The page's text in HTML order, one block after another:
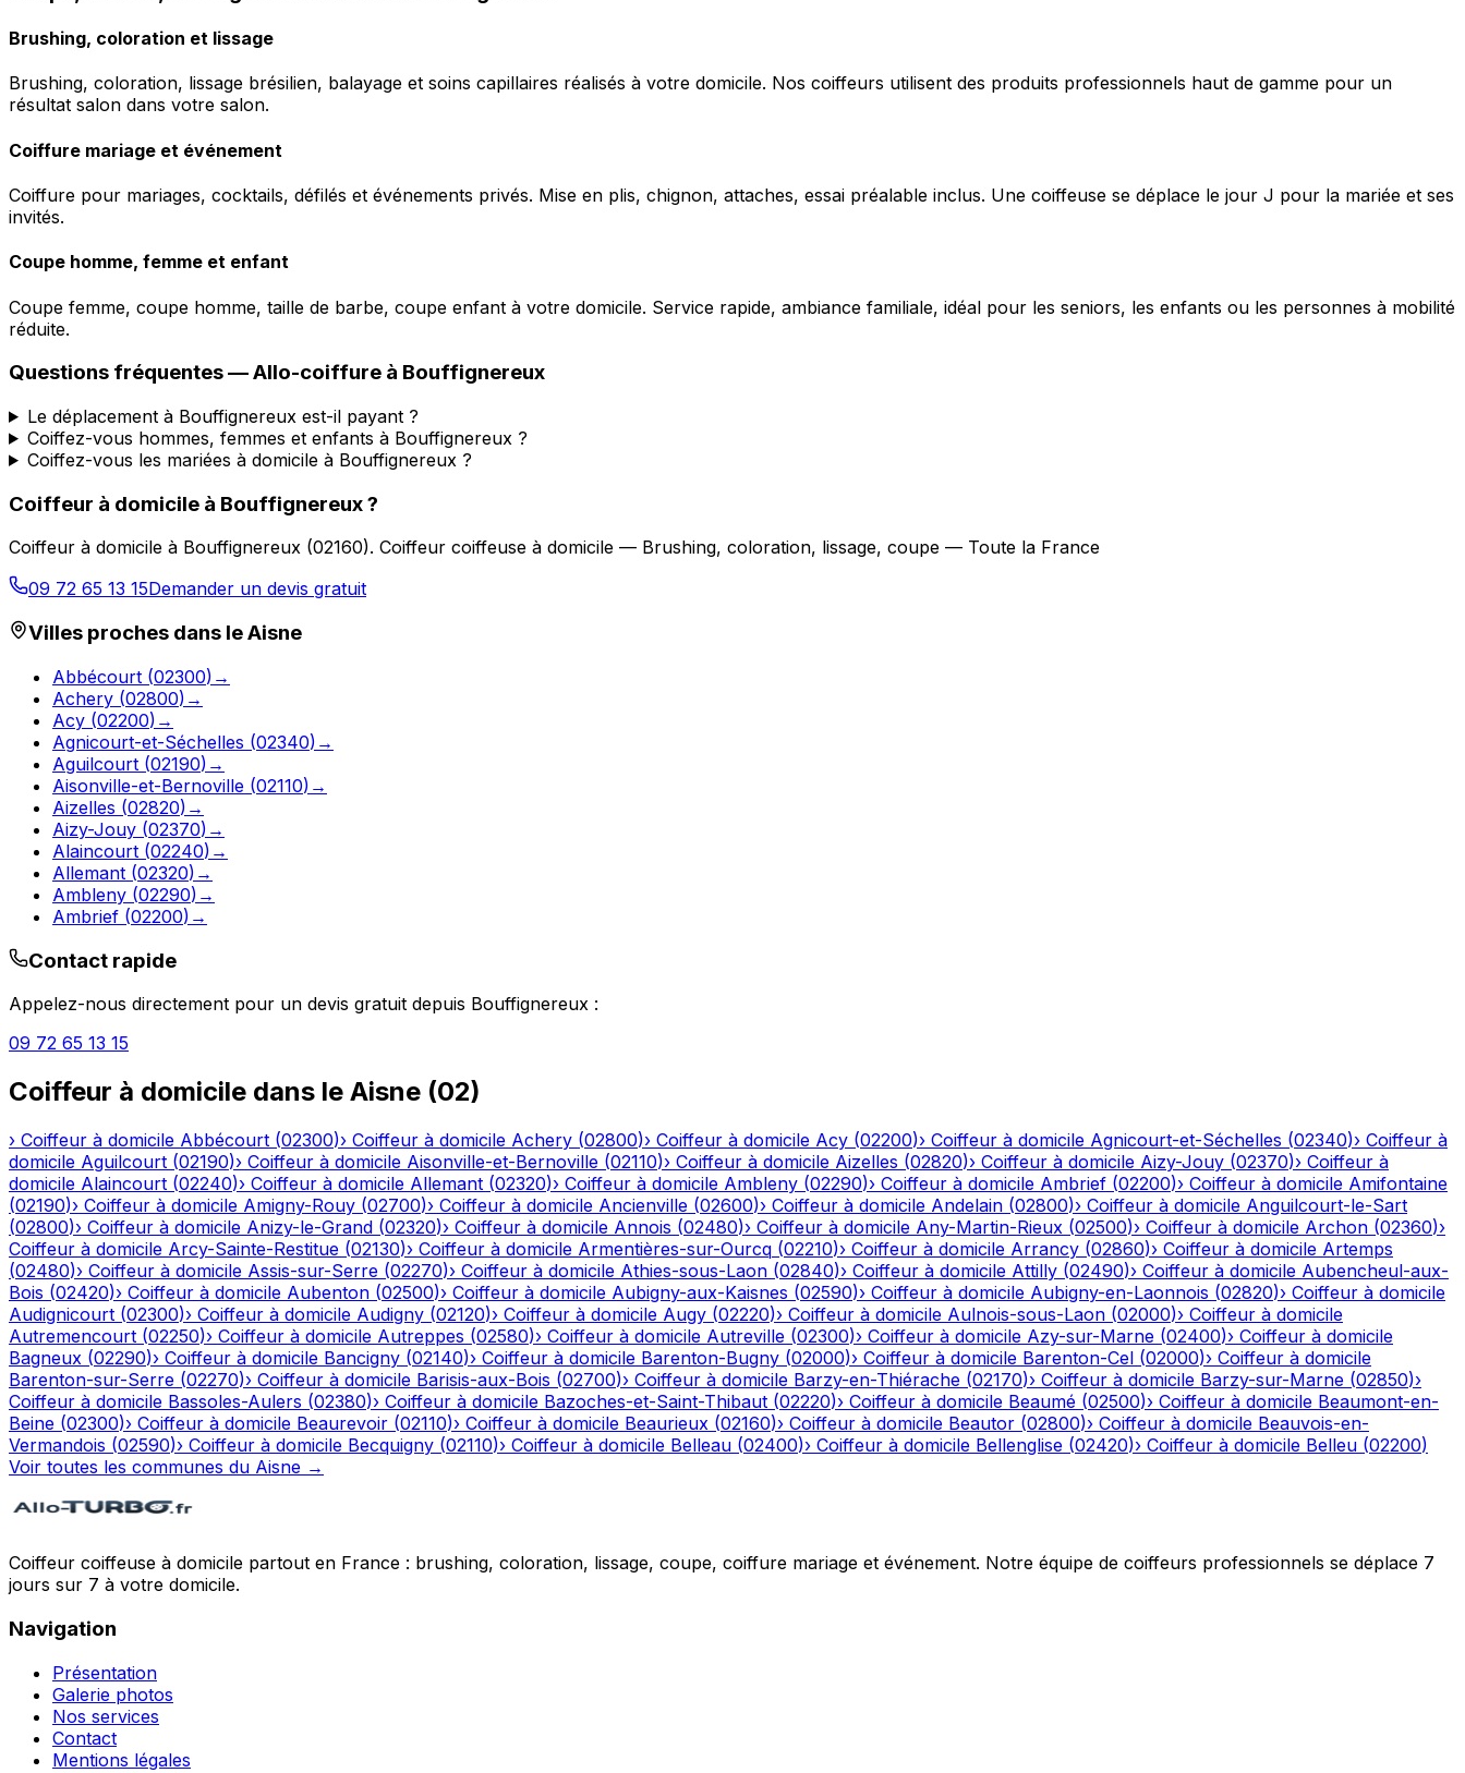
Brushing, coloration et lissage
Brushing, coloration, lissage brésilien, balayage et soins capillaires réalisés à votre domicile. Nos coiffeurs utilisent des produits professionnels haut de gamme pour un
résultat salon dans votre salon.
Coiffure mariage et événement
Coiffure pour mariages, cocktails, défilés et événements privés. Mise en plis, chignon, attaches, essai préalable inclus. Une coiffeuse se déplace le jour J pour la mariée et ses
invités.
Coupe homme, femme et enfant
Coupe femme, coupe homme, taille de barbe, coupe enfant à votre domicile. Service rapide, ambiance familiale, idéal pour les seniors, les enfants ou les personnes à mobilité
réduite.
Questions fréquentes —Allo-coiffure à Bouffignereux
Le déplacement à Bouffignereux est-il payant ?
Coiffez-vous hommes, femmes et enfants à Bouffignereux ?
Coiffez-vous les mariées à domicile à Bouffignereux ?
Coiffeur à domicile à Bouffignereux?
Coiffeur à domicile à Bouffignereux (02160). Coiffeur coiffeuse à domicile — Brushing, coloration, lissage, coupe — Toute la France
09 72 65 13 15Demander un devis gratuit
Villes proches dans leAisne
Abbécourt (02300) →
Achery (02800) →
Acy (02200) →
Agnicourt-et-Séchelles (02340) →
Aguilcourt (02190) →
Aisonville-et-Bernoville (02110) →
Aizelles (02820) →
Aizy-Jouy (02370) →
Alaincourt (02240) →
Allemant (02320) →
Ambleny (02290) →
Ambrief (02200) →
Contact rapide
Appelez-nous directement pour un devis gratuit depuis Bouffignereux :
09 72 65 13 15
Coiffeur à domicile dans le Aisne (02)
› Coiffeur à domicile Abbécourt (02300)› Coiffeur à domicile Achery (02800)› Coiffeur à domicile Acy (02200)› Coiffeur à domicile Agnicourt-et-Séchelles (02340)› Coiffeur à
domicile Aguilcourt (02190)› Coiffeur à domicile Aisonville-et-Bernoville (02110)› Coiffeur à domicile Aizelles (02820)› Coiffeur à domicile Aizy-Jouy (02370)› Coiffeur à
domicile Alaincourt (02240)› Coiffeur à domicile Allemant (02320)› Coiffeur à domicile Ambleny (02290)› Coiffeur à domicile Ambrief (02200)› Coiffeur à domicile Amifontaine
(02190)› Coiffeur à domicile Amigny-Rouy (02700)› Coiffeur à domicile Ancienville (02600)› Coiffeur à domicile Andelain (02800)› Coiffeur à domicile Anguilcourt-le-Sart
(02800)› Coiffeur à domicile Anizy-le-Grand (02320)› Coiffeur à domicile Annois (02480)› Coiffeur à domicile Any-Martin-Rieux (02500)› Coiffeur à domicile Archon (02360)›
Coiffeur à domicile Arcy-Sainte-Restitue (02130)› Coiffeur à domicile Armentières-sur-Ourcq (02210)› Coiffeur à domicile Arrancy (02860)› Coiffeur à domicile Artemps
(02480)› Coiffeur à domicile Assis-sur-Serre (02270)› Coiffeur à domicile Athies-sous-Laon (02840)› Coiffeur à domicile Attilly (02490)› Coiffeur à domicile Aubencheul-aux-
Bois (02420)› Coiffeur à domicile Aubenton (02500)› Coiffeur à domicile Aubigny-aux-Kaisnes (02590)› Coiffeur à domicile Aubigny-en-Laonnois (02820)› Coiffeur à domicile
Audignicourt (02300)› Coiffeur à domicile Audigny (02120)› Coiffeur à domicile Augy (02220)› Coiffeur à domicile Aulnois-sous-Laon (02000)› Coiffeur à domicile
Autremencourt (02250)› Coiffeur à domicile Autreppes (02580)› Coiffeur à domicile Autreville (02300)› Coiffeur à domicile Azy-sur-Marne (02400)› Coiffeur à domicile
Bagneux (02290)› Coiffeur à domicile Bancigny (02140)› Coiffeur à domicile Barenton-Bugny (02000)› Coiffeur à domicile Barenton-Cel (02000)› Coiffeur à domicile
Barenton-sur-Serre (02270)› Coiffeur à domicile Barisis-aux-Bois (02700)› Coiffeur à domicile Barzy-en-Thiérache (02170)› Coiffeur à domicile Barzy-sur-Marne (02850)›
Coiffeur à domicile Bassoles-Aulers (02380)› Coiffeur à domicile Bazoches-et-Saint-Thibaut (02220)› Coiffeur à domicile Beaumé (02500)› Coiffeur à domicile Beaumont-en-
Beine (02300)› Coiffeur à domicile Beaurevoir (02110)› Coiffeur à domicile Beaurieux (02160)› Coiffeur à domicile Beautor (02800)› Coiffeur à domicile Beauvois-en-
Vermandois (02590)› Coiffeur à domicile Becquigny (02110)› Coiffeur à domicile Belleau (02400)› Coiffeur à domicile Bellenglise (02420)› Coiffeur à domicile Belleu (02200)
Voir toutes les communes du Aisne →
Coiffeur coiffeuse à domicile partout en France : brushing, coloration, lissage, coupe, coiffure mariage et événement. Notre équipe de coiffeurs professionnels se déplace 7
jours sur 7 à votre domicile.
Navigation
Présentation
Galerie photos
Nos services
Contact
Mentions légales